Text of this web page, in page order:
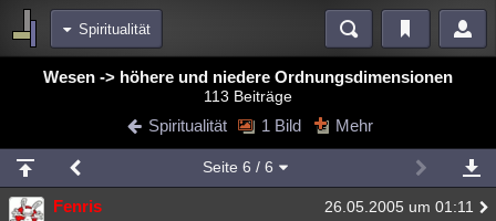
Spiritualität
Bereiche
Blogs
Chat Wiki Neuigkeiten
meine Rubriken
Menschen Mystery Kriminalfälle
Wesen -> höhere und niedere Ordnungsdimensionen
113 Beiträge
Spiritualität 1 Bild Mehr
Seite 6 / 6
Fenris 26.05.2005 um 01:11